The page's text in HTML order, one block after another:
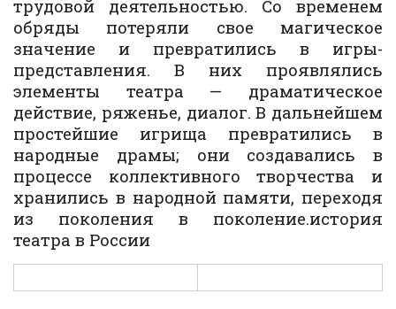
трудовой деятельностью. Со временем
обряды потеряли свое магическое
значение и превратились в игры-
представления. В них проявлялись
элементы театра — драматическое
действие, ряженье, диалог. В дальнейшем
простейшие игрища превратились в
народные драмы; они создавались в
процессе коллективного творчества и
хранились в народной памяти, переходя
из поколения в поколение.история
театра в России